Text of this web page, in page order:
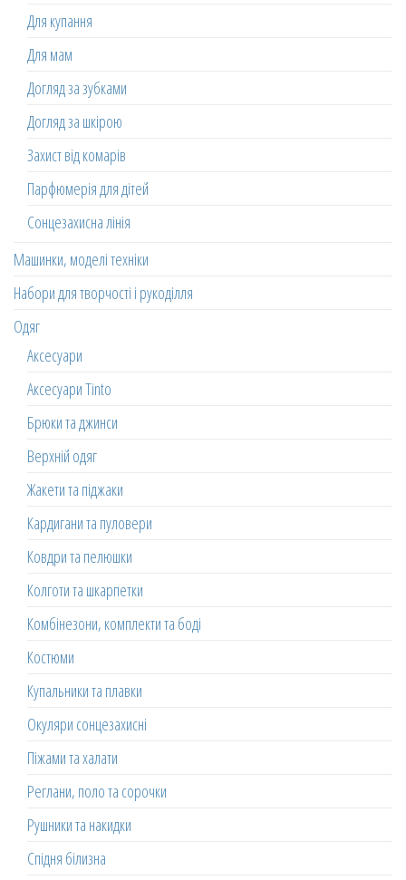
Для купання
Для мам
Догляд за зубками
Догляд за шкірою
Захист від комарів
Парфюмерія для дітей
Сонцезахисна лінія
Машинки, моделі техніки
Набори для творчості і рукоділля
Одяг
Аксесуари
Аксесуари Tinto
Брюки та джинси
Верхній одяг
Жакети та піджаки
Кардигани та пуловери
Ковдри та пелюшки
Колготи та шкарпетки
Комбінезони, комплекти та боді
Костюми
Купальники та плавки
Окуляри сонцезахисні
Піжами та халати
Реглани, поло та сорочки
Рушники та накидки
Спідня білизна